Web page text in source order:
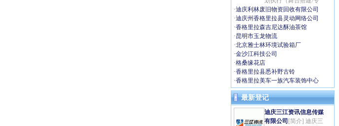
·迪庆利林废旧物资回收有限公司
·迪庆州香格里拉县灵动网络公司
·香格里拉森吉尼达酥油茶馆
·昆明市玉龙物流
·北京雅士林环境试验箱厂
·金沙江科技公司
·格桑缘花店
·香格里拉县悉补野古铃
·香格里拉美车一族汽车装饰中心
最新登记
迪庆三江资讯信息传媒
有限公司 [简介] 迪庆三